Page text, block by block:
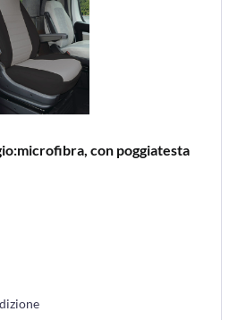
con poggiatesta